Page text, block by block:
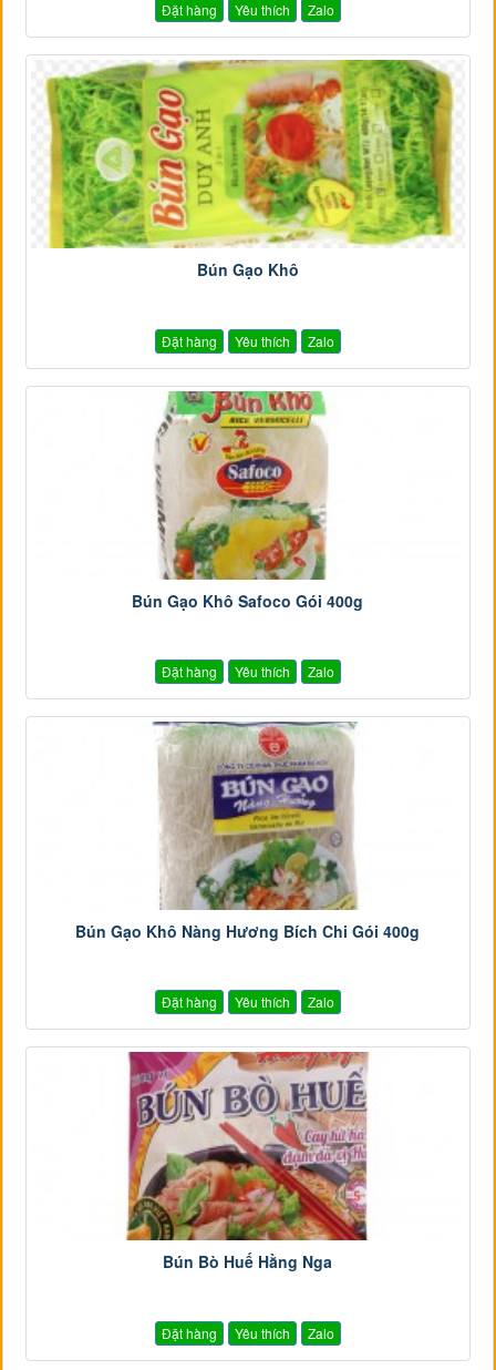
Đặt hàng Yêu thích Zalo
Bún Gạo Khô
Đặt hàng Yêu thích Zalo
Bún Gạo Khô Safoco Gói 400g
Đặt hàng Yêu thích Zalo
Bún Gạo Khô Nàng Hương Bích Chi Gói 400g
Đặt hàng Yêu thích Zalo
Bún Bò Huế Hằng Nga
Đặt hàng Yêu thích Zalo